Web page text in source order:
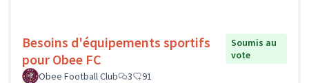
Besoins d'équipements sportifs
pour Obee FC
Soumis au
vote
Obee Football Club
3 91